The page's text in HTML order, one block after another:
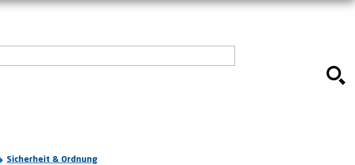
Sicherheit & Ordnung